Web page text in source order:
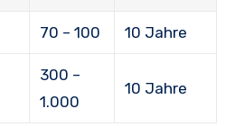
70 – 100 10 Jahre
300 –
1.000
10 Jahre